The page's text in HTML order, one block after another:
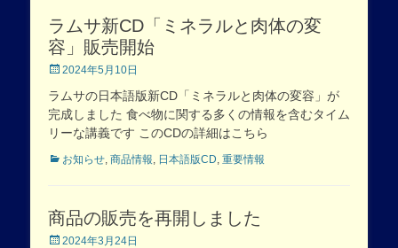
ラムサ新CD「ミネラルと肉体の変
容」販売開始
Posted
2024年5月10日
ラムサの日本語版新CD「ミネラルと肉体の変容」が
完成しました 食べ物に関する多くの情報を含むタイム
リーな講義です このCDの詳細はこちら
Categories
お知らせ, 商品情報, 日本語版CD, 重要情報
商品の販売を再開しました
Posted
2024年3月24日